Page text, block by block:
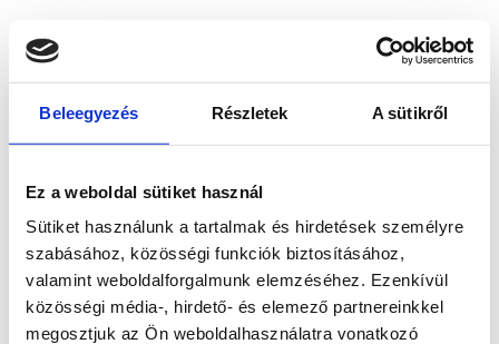
Beleegyezés Részletek A sütikről
Ez a weboldal sütiket használ
Sütiket használunk a tartalmak és hirdetések személyre
szabásához, közösségi funkciók biztosításához,
valamint weboldalforgalmunk elemzéséhez. Ezenkívül
közösségi média-, hirdető- és elemező partnereinkkel
megosztjuk az Ön weboldalhasználatra vonatkozó